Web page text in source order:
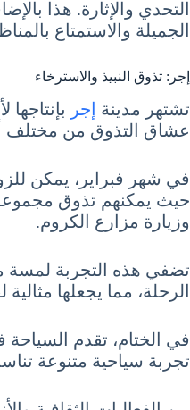
التحدي والإثارة. هذا
الجميلة والاستمتاع
إجر: تذوق النبيذ والاسترخاء
تشتهر مدينة إجر
عشاق التذوق من مختلف
في شهر فبراير، يمكن
حيث يمكنهم تذوق
وزيارة مزارع الكروم.
تضفي هذه التجربة لمسة
الرحلة، مما يجعلها
في الختام، تقدم
تجربة سياحية متنوعة